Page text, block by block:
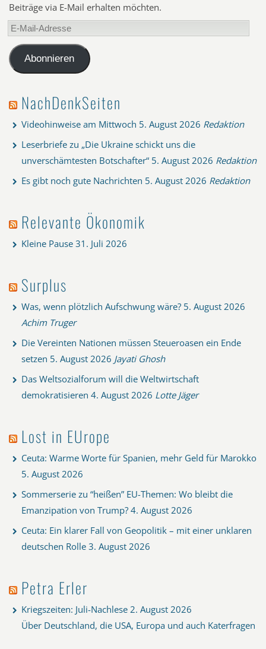
Beiträge via E-Mail erhalten möchten.
E-
Mail-
AdresseAbonnieren
NachDenkSeiten
Videohinweise am Mittwoch 5. August 2026 Redaktion
Leserbriefe zu „Die Ukraine schickt uns die
unverschämtesten Botschafter“ 5. August 2026 Redaktion
Es gibt noch gute Nachrichten 5. August 2026 Redaktion
Relevante Ökonomik
Kleine Pause 31. Juli 2026
Surplus
Was, wenn plötzlich Aufschwung wäre? 5. August 2026
Achim Truger
Die Vereinten Nationen müssen Steueroasen ein Ende
setzen 5. August 2026 Jayati Ghosh
Das Weltsozialforum will die Weltwirtschaft
demokratisieren 4. August 2026 Lotte Jäger
Lost in EUrope
Ceuta: Warme Worte für Spanien, mehr Geld für Marokko
5. August 2026
Sommerserie zu “heißen” EU-Themen: Wo bleibt die
Emanzipation von Trump? 4. August 2026
Ceuta: Ein klarer Fall von Geopolitik – mit einer unklaren
deutschen Rolle 3. August 2026
Petra Erler
Kriegszeiten: Juli-Nachlese 2. August 2026
Über Deutschland, die USA, Europa und auch Katerfragen